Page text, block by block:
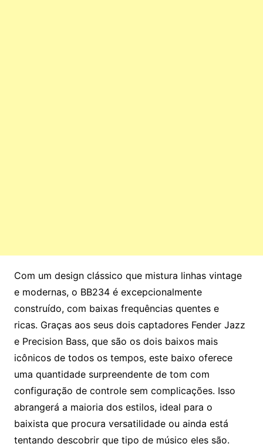
Com um design clássico que mistura linhas vintage
e modernas, o BB234 é excepcionalmente
construído, com baixas frequências quentes e
ricas. Graças aos seus dois captadores Fender Jazz
e Precision Bass, que são os dois baixos mais
icônicos de todos os tempos, este baixo oferece
uma quantidade surpreendente de tom com
configuração de controle sem complicações. Isso
abrangerá a maioria dos estilos, ideal para o
baixista que procura versatilidade ou ainda está
tentando descobrir que tipo de músico eles são.